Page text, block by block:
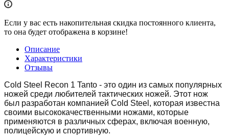
Если у вас есть накопительная скидка постоянного клиента,
то она будет отображена в корзине!
Описание
Характеристики
Отзывы
Cold Steel Recon 1 Tanto - это один из самых популярных
ножей среди любителей тактических ножей. Этот нож
был разработан компанией Cold Steel, которая известна
своими высококачественными ножами, которые
применяются в различных сферах, включая военную,
полицейскую и спортивную.